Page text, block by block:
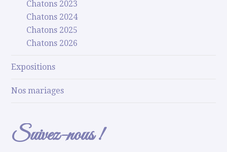
Chatons 2023
Chatons 2024
Chatons 2025
Chatons 2026
Expositions
Nos mariages
Suivez-nous !